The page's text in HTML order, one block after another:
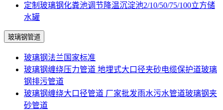
定制玻璃钢化粪池调节降温沉淀池2/10/50/75/100立方储
水罐
玻璃钢管道
玻璃钢法兰国家标准
玻璃钢缠绕压力管道 地埋式大口径夹砂电缆保护道玻璃
钢排污管道
玻璃钢缠绕大口径管道 厂家批发雨水污水管道玻璃钢夹
砂管道